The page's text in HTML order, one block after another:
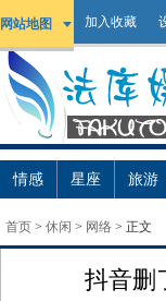
网站地图 加入收藏
情感 星座 旅游
首页 > 休闲 > 网络 > 正文
抖音删